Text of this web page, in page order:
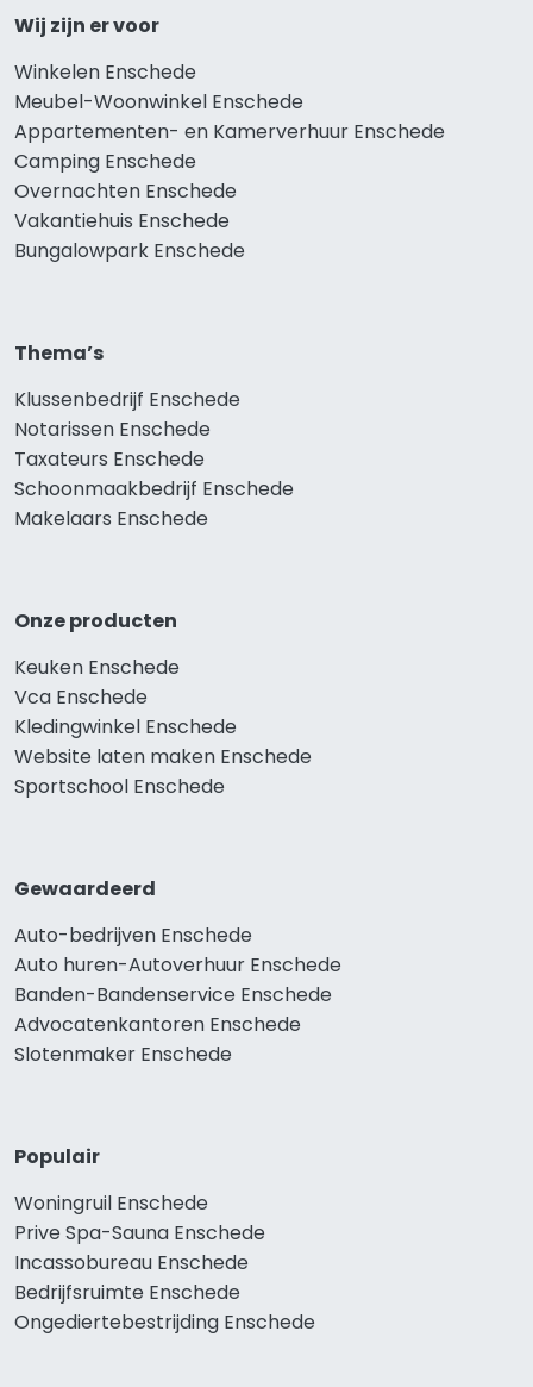
Wij zijn er voor
Winkelen Enschede
Meubel-Woonwinkel Enschede
Appartementen- en Kamerverhuur Enschede
Camping Enschede
Overnachten Enschede
Vakantiehuis Enschede
Bungalowpark Enschede
Thema’s
Klussenbedrijf Enschede
Notarissen Enschede
Taxateurs Enschede
Schoonmaakbedrijf Enschede
Makelaars Enschede
Onze producten
Keuken Enschede
Vca Enschede
Kledingwinkel Enschede
Website laten maken Enschede
Sportschool Enschede
Gewaardeerd
Auto-bedrijven Enschede
Auto huren-Autoverhuur Enschede
Banden-Bandenservice Enschede
Advocatenkantoren Enschede
Slotenmaker Enschede
Populair
Woningruil Enschede
Prive Spa-Sauna Enschede
Incassobureau Enschede
Bedrijfsruimte Enschede
Ongediertebestrijding Enschede